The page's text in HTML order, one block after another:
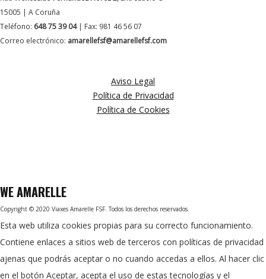
15005 | A Coruña
Teléfono: 648 75 39 04| Fax: 981 46 56 07
Correo electrónico: amarellefsf@amarellefsf.com
Aviso Legal
Política de Privacidad
Política de Cookies
WEAMARELLE
Copyright © 2020 Viaxes Amarelle FSF. Todos los derechos reservados.
Esta web utiliza cookies propias para su correcto funcionamiento.
Contiene enlaces a sitios web de terceros con políticas de privacidad
ajenas que podrás aceptar o no cuando accedas a ellos. Al hacer clic
en el botón Aceptar, acepta el uso de estas tecnologías y el